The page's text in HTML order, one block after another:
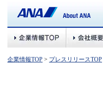
企業情報TOP > プレスリリースTOP